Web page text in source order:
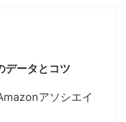
データとコツ
アソシエイ